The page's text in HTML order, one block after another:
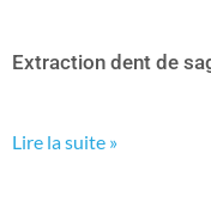
Extraction dent de
Lire la suite »